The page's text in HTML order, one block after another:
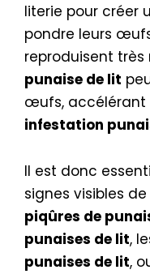
literie pour créer
pondre leurs
reproduisent
punaise de lit
œufs, accélérant
infestation
Il est donc
signes visibles
piqûres de
punaises de lit,
punaises de lit,